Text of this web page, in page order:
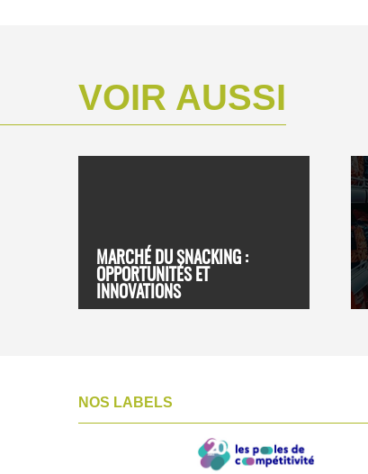
VOIR AUSSI
MARCHÉ DU SNACKING :
OPPORTUNITÉS ET
INNOVATIONS
NOS LABELS